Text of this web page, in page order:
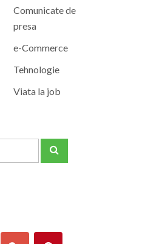
Comunicate de
presa
e-Commerce
Tehnologie
Viata la job